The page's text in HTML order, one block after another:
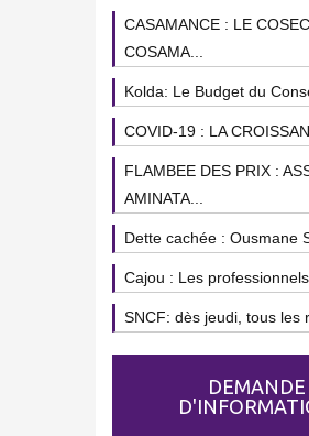
CASAMANCE : LE
COSAMA...
Kolda: Le Budget du
COVID-19 : LA
FLAMBEE DES PRIX :
AMINATA...
Dette cachée : Ousmane
Cajou : Les professionnels
SNCF: dès jeudi, tous les
DEMANDE